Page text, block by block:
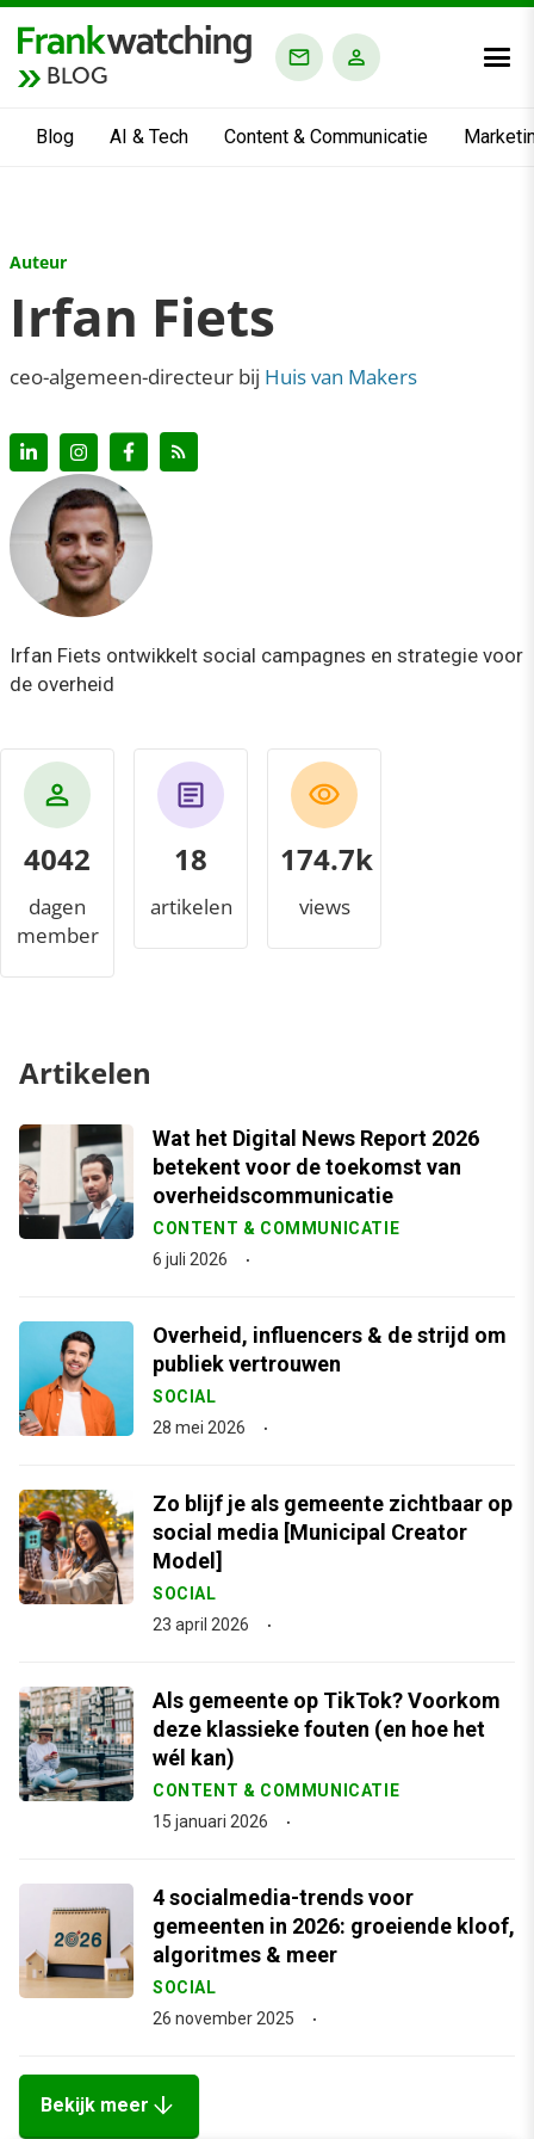
BLOG
Blog AI & Tech Content & Communicatie
Auteur
Irfan Fiets
ceo-algemeen-directeur bij Huis van Makers
Irfan Fiets ontwikkelt social campagnes en strategie voor
de overheid
4042
dagen
member
18
artikelen
194.6k
views
Artikelen
Wat het Digital News Report 2026
betekent voor de toekomst van
overheidscommunicatie
CONTENT & COMMUNICATIE
6 juli 2026
Overheid, influencers & de strijd om
publiek vertrouwen
SOCIAL
28 mei 2026
Zo blijf je als gemeente zichtbaar op
social media [Municipal Creator
Model]
SOCIAL
23 april 2026
Als gemeente op TikTok? Voorkom
deze klassieke fouten (en hoe het
wél kan)
CONTENT & COMMUNICATIE
15 januari 2026
4 socialmedia-trends voor
gemeenten in 2026: groeiende kloof,
algoritmes & meer
SOCIAL
26 november 2025
Bekijk meer arrow_downward